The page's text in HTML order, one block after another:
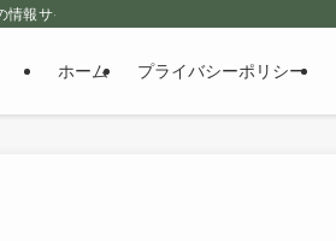
報サイト
ホーム プライバシーポリシー